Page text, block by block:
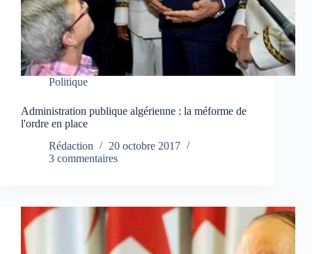
Politique
Administration publique algérienne : la méforme de
l'ordre en place
Rédaction
20 octobre 2017
3 commentaires